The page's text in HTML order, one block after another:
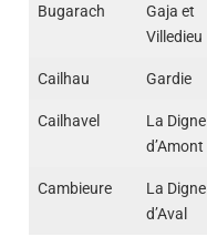
Bugarach
Gaja et
Villedieu
Cailhau Gardie
Cailhavel
La Digne
d’Amont
Cambieure
La Digne
d’Aval